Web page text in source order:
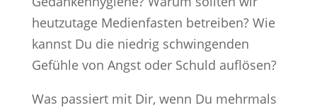
heutzutage Medienfasten betreiben? Wie
kannst Du die niedrig schwingenden
Gefühle von Angst oder Schuld auflösen?
Was passiert mit Dir, wenn Du mehrmals